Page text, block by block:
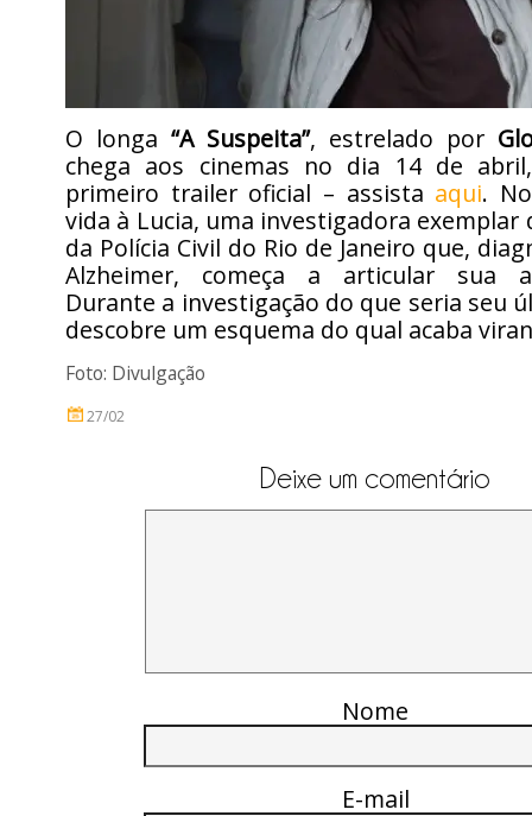
O longa “A Suspeita”, estrelado por
chega aos cinemas no dia 14 de
primeiro trailer oficial – assista aqui.
vida à Lucia, uma investigadora exemplar
da Polícia Civil do Rio de Janeiro que,
Alzheimer, começa a articular sua
Durante a investigação do que seria seu
descobre um esquema do qual acaba
Foto: Divulgação
27/02
Deixe um comentário
Nome
E-mail